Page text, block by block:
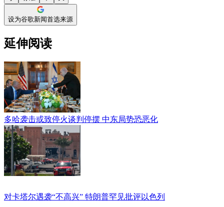
设为谷歌新闻首选来源
延伸阅读
多哈袭击或致停火谈判停摆 中东局势恐恶化
对卡塔尔遇袭“不高兴” 特朗普罕见批评以色列